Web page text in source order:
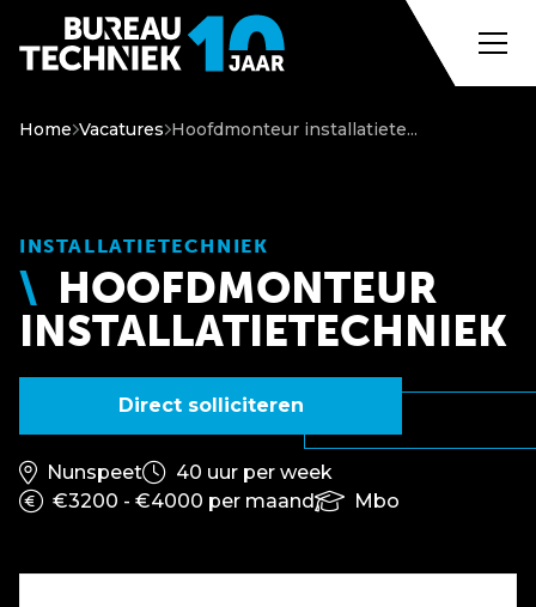
Home Vacatures Hoofdmonteur installatiete...
INSTALLATIETECHNIEK
HOOFDMONTEUR
INSTALLATIETECHNIEK
Direct solliciteren
Nunspeet
40 uur per week
€3200 - €4000 per maand
Mbo